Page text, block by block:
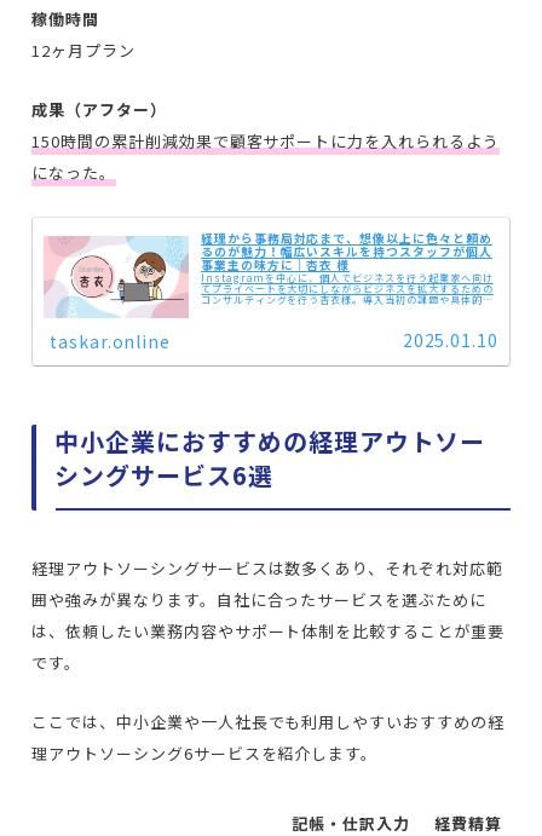
稼働時間
12ヶ月プラン
成果（アフター）
150時間の累計削減効果で顧客サポートに力を入れられるよう
になった。
経理から事務局対応まで、想像以上に色々と頼め
るのが魅力！幅広いスキルを持つスタッフが個人
事業主の味方に｜杏衣 様
Instagramを中心に、個人でビジネスを行う起業家へ向け
てプライベートを大切にしながらビジネスを拡大するための
コンサルティングを行う杏衣様。導入当初の課題や具体的な
taskar.online 2025.01.10
中小企業におすすめの経理アウトソー
シングサービス6選
経理アウトソーシングサービスは数多くあり、それぞれ対応範
囲や強みが異なります。自社に合ったサービスを選ぶために
は、依頼したい業務内容やサポート体制を比較することが重要
です。
ここでは、中小企業や一人社長でも利用しやすいおすすめの経
理アウトソーシング6サービスを紹介します。
記帳・仕訳入力 経費精算